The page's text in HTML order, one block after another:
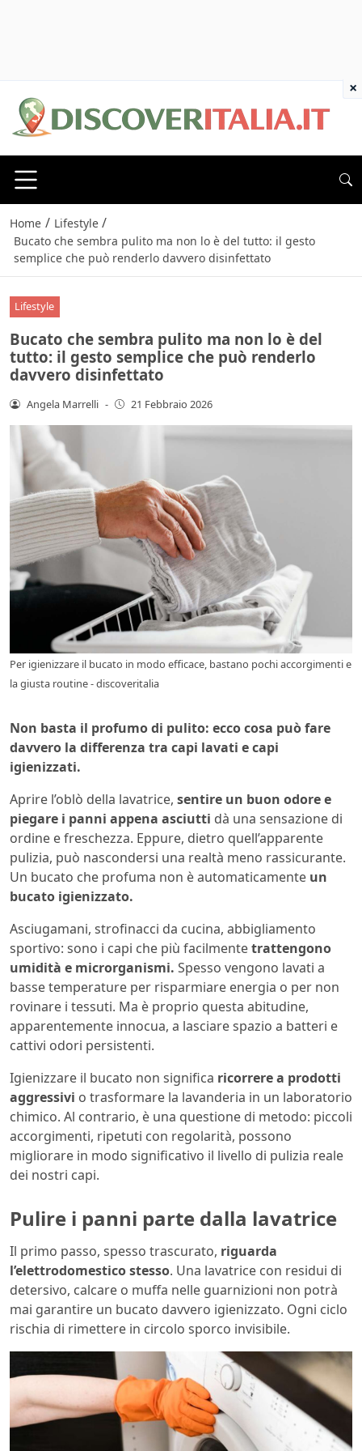
Home / Lifestyle /
Bucato che sembra pulito ma non lo è del tutto: il gesto
semplice che può renderlo davvero disinfettato
Lifestyle
Bucato che sembra pulito ma non lo è del
tutto: il gesto semplice che può renderlo
davvero disinfettato
Angela Marrelli - 21 Febbraio 2026
Per igienizzare il bucato in modo efficace, bastano pochi accorgimenti e
la giusta routine - discoveritalia
Non basta il profumo di pulito: ecco cosa può fare
davvero la differenza tra capi lavati e capi
igienizzati.
Aprire l’oblò della lavatrice, sentire un buon odore e
piegare i panni appena asciutti dà una sensazione di
ordine e freschezza. Eppure, dietro quell’apparente
pulizia, può nascondersi una realtà meno rassicurante.
Un bucato che profuma non è automaticamente un
bucato igienizzato.
Asciugamani, strofinacci da cucina, abbigliamento
sportivo: sono i capi che più facilmentetrattengono
umidità e microrganismi. Spesso vengono lavati a
basse temperature per risparmiare energia o per non
rovinare i tessuti. Ma è proprio questa abitudine,
apparentemente innocua, a lasciare spazio a batteri e
cattivi odori persistenti.
Igienizzare il bucato non significa ricorrere a prodotti
aggressivi o trasformare la lavanderia in un laboratorio
chimico. Al contrario, è una questione di metodo: piccoli
accorgimenti, ripetuti con regolarità, possono
migliorare in modo significativo il livello di pulizia reale
dei nostri capi.
Pulire i panni parte dalla lavatrice
Il primo passo, spesso trascurato, riguarda
l’elettrodomestico stesso. Una lavatrice con residui di
detersivo, calcare o muffa nelle guarnizioni non potrà
mai garantire un bucato davvero igienizzato. Ogni ciclo
rischia di rimettere in circolo sporco invisibile.
×